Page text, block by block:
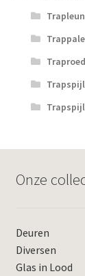
Onze
Deuren
Diversen
Glas in Lood